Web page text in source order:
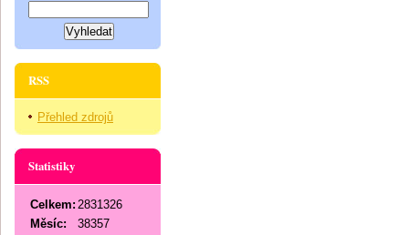
RSS
Přehled zdrojů
Statistiky
Celkem: 2831326
Měsíc:
38357